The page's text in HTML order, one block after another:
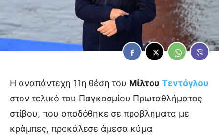
H αναπάντεχη 11η θέση του Μίλτου Τεντόγλου
στον τελικό του Παγκοσμίου Πρωταθλήματος
στίβου, που αποδόθηκε σε προβλήματα με
κράμπες, προκάλεσε άμεσα κύμα